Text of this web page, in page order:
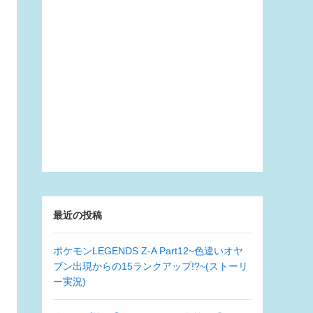
最近の投稿
ポケモンLEGENDS Z-A Part12~色違いオヤ
ブン出現からの15ランクアップ!?~(ストーリ
ー実況)